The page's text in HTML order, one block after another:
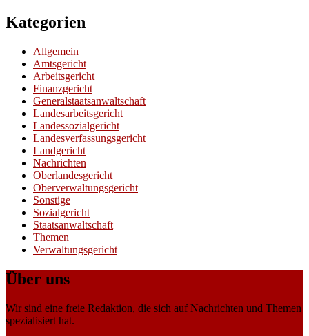
Kategorien
Allgemein
Amtsgericht
Arbeitsgericht
Finanzgericht
Generalstaatsanwaltschaft
Landesarbeitsgericht
Landessozialgericht
Landesverfassungsgericht
Landgericht
Nachrichten
Oberlandesgericht
Oberverwaltungsgericht
Sonstige
Sozialgericht
Staatsanwaltschaft
Themen
Verwaltungsgericht
Über uns
Wir sind eine freie Redaktion, die sich auf Nachrichten und Themen
spezialisiert hat.